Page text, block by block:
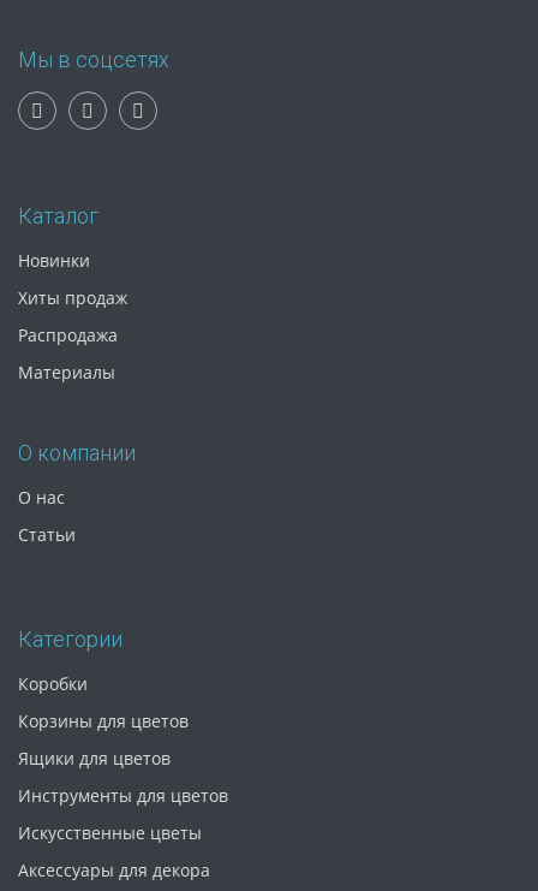
Мы в соцсетях
Каталог
Новинки
Хиты продаж
Распродажа
Материалы
О компании
О нас
Статьи
Категории
Коробки
Корзины для цветов
Ящики для цветов
Инструменты для цветов
Искусственные цветы
Аксессуары для декора